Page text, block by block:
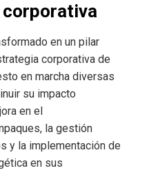
en un pilar
corporativa de
en marcha diversas
su impacto
en el
la gestión
y la implementación de
en sus